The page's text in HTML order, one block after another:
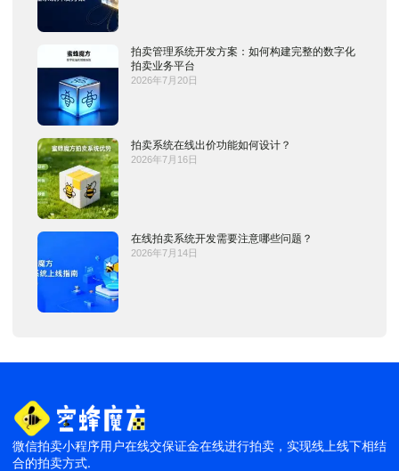
拍卖管理系统开发方案：如何构建完整的数字化
拍卖业务平台
2026年7月20日
拍卖系统在线出价功能如何设计？
2026年7月16日
在线拍卖系统开发需要注意哪些问题？
2026年7月14日
微信拍卖小程序用户在线交保证金在线进行拍卖，实现线上线下相结
合的拍卖方式.